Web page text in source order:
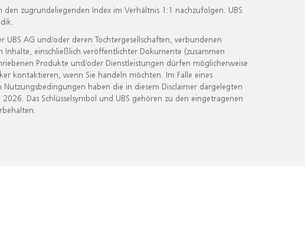
zugrundeliegenden Index im Verhältnis 1:1 nachzufolgen. UBS
AG und/oder deren Tochtergesellschaften, verbundenen
einschließlich veröffentlichter Dokumente (zusammen
Produkte und/oder Dienstleistungen dürfen möglicherweise
kontaktieren, wenn Sie handeln möchten. Im Falle eines
Nutzungsbedingungen haben die in diesem Disclaimer dargelegten
Das Schlüsselsymbol und UBS gehören zu den eingetragenen